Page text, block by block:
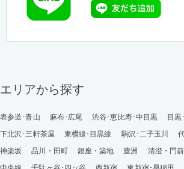
エリアから探す
表参道･青山 麻布･広尾 渋谷･恵比寿･中目黒
目黒
下北沢･三軒茶屋
東横線･目黒線 駒沢･二子玉川
神楽坂
品川・田町 銀座・築地 豊洲 清澄・門